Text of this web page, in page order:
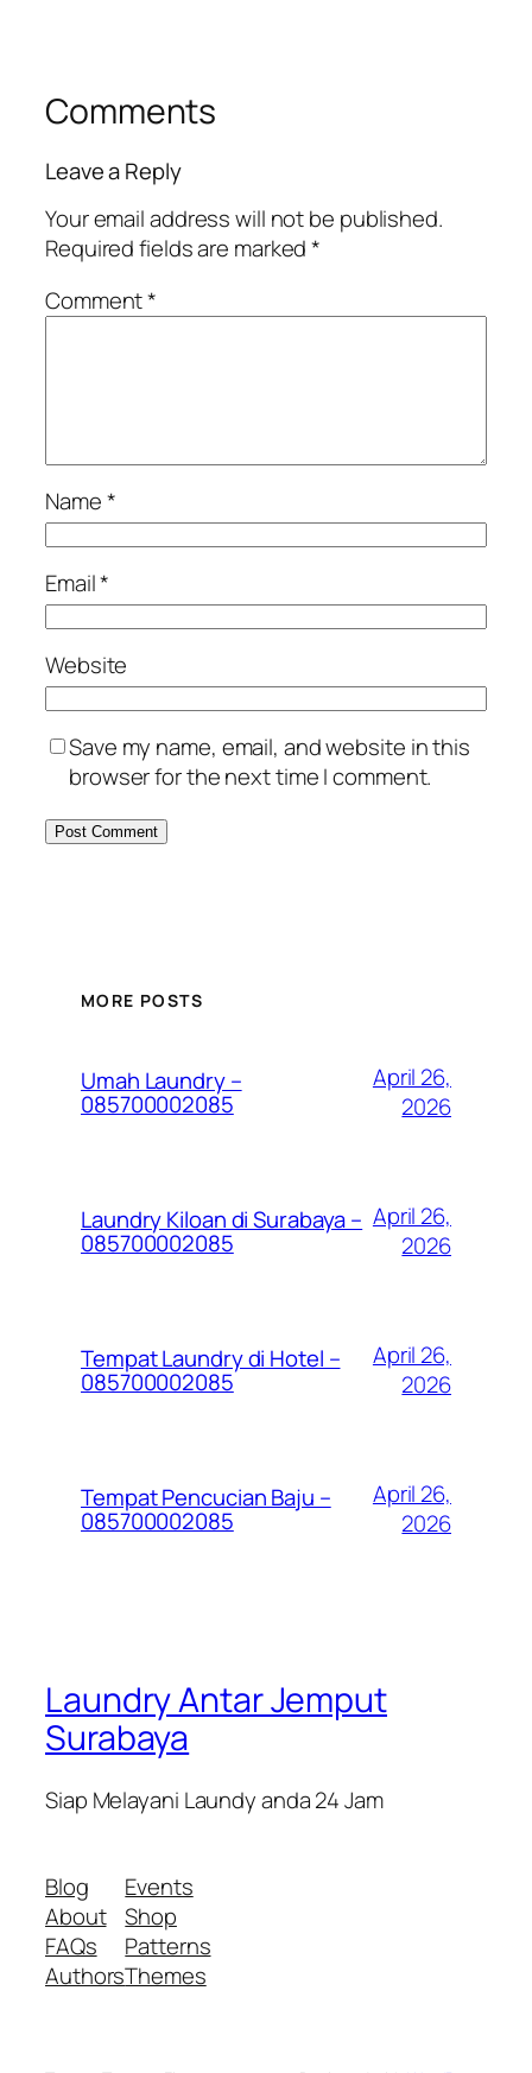
Comments
Leave a Reply
Your email address will not be published.
Required fields are marked*
Comment*
Name*
Email*
Website
Save my name, email, and website in this
browser for the next time I comment.
MORE POSTS
Umah Laundry –
085700002085
April 26,
2026
Laundry Kiloan di Surabaya –
085700002085
April 26,
2026
Tempat Laundry di Hotel –
085700002085
April 26,
2026
Tempat Pencucian Baju –
085700002085
April 26,
2026
Laundry Antar Jemput
Surabaya
Siap Melayani Laundy anda 24 Jam
Blog
About
FAQs
Authors
Events
Shop
Patterns
Themes